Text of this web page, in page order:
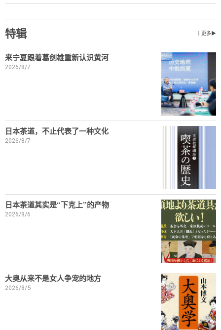
特辑 丨更多▶
来宁夏跟着葛剑雄重新认识黄河
2026/8/7
日本茶道，不止代表了一种文化
2026/8/7
日本茶道其实是“下克上”的产物
2026/8/6
大奥从来不是女人争宠的地方
2026/8/5